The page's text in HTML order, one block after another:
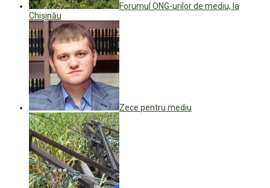
Forumul ONG-urilor de mediu, la
Chișinău
Zece pentru mediu